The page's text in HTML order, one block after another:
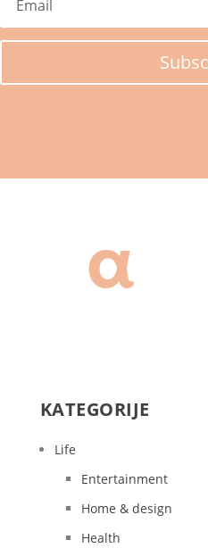
KATEGORIJE
Life
Entertainment
Home & design
Health